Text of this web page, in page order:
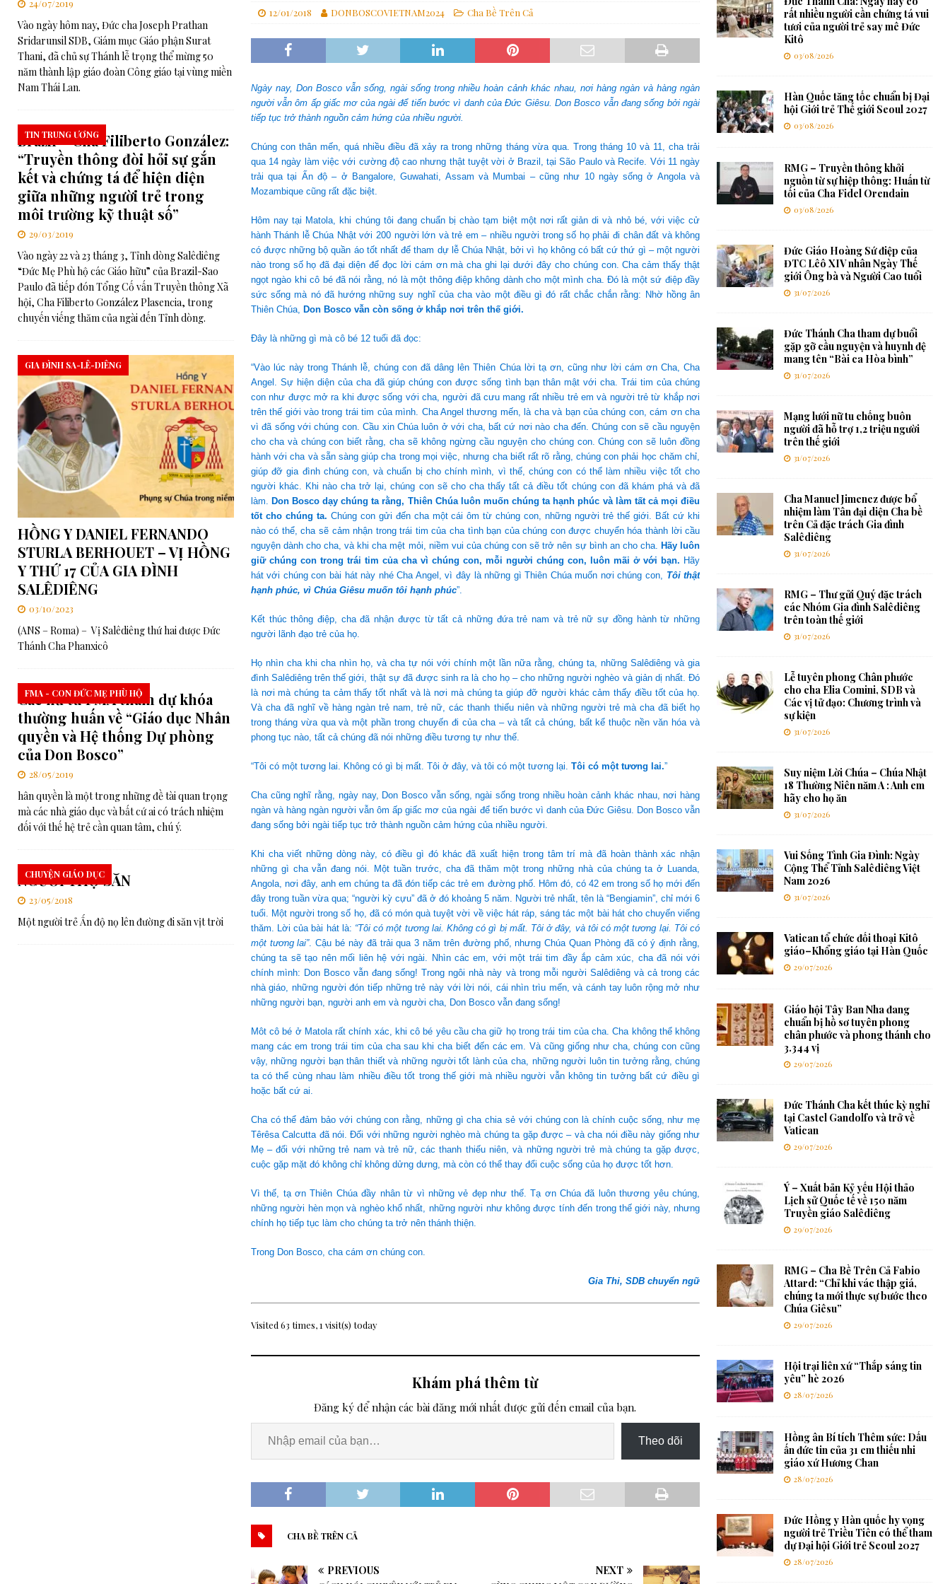
RMG – Thư gửi Quý đặc trách các Nhóm Gia đình Salêdiêng trên toàn thế giới GIA ĐÌNH SA-LÊ-DIÊNG
[ 31/07/2026 ] Lễ tuyên phong Chân phước cho cha Elia Comini, SDB và Các vị tử đạo: Chương trình và sự kiện CÁC THÁNH
[ 03/08/2026 ] Ý cầu nguyện của Đức Thánh Cha trong tháng 8: Loan báo Tin Mừng tại các thành phố GIÁO HỘI
12/01/2018 DONBOSCOVIETNAM2024 Cha Bề Trên Cả
Ngày nay, Don Bosco vẫn sống, ngài sống trong nhiều hoàn cảnh khác nhau, nơi hàng ngàn và hàng ngàn
người vẫn ôm ấp giấc mơ của ngài để tiến bước vì danh của Đức Giêsu. Don Bosco vẫn đang sống bởi ngài
tiếp tục trở thành nguồn cảm hứng của nhiều người.
Chúng con thân mến, quá nhiều điều đã xảy ra trong những tháng vừa qua. Trong tháng 10 và 11, cha trải
qua 14 ngày làm việc với cường độ cao nhưng thật tuyệt vời ở Brazil, tại São Paulo và Recife. Với 11 ngày
trải qua tại Ấn độ – ở Bangalore, Guwahati, Assam và Mumbai – cũng như 10 ngày sống ở Angola và
Mozambique cũng rất đặc biệt.
Hôm nay tại Matola, khi chúng tôi đang chuẩn bị chào tạm biệt một nơi rất giản di và nhỏ bé, với việc cử
hành Thánh lễ Chúa Nhật với 200 người lớn và trẻ em – nhiều người trong số họ phải đi chân đất và không
có được những bộ quần áo tốt nhất để tham dự lễ Chúa Nhật, bởi vì họ không có bất cứ thứ gì – một người
nào trong số họ đã đại diện để đọc lời cám ơn mà cha ghi lại dưới đây cho chúng con. Cha cảm thấy thật
ngọt ngào khi cô bé đã nói rằng, nó là một thông điệp không dành cho một mình cha. Đó là một sứ điệp đầy
sức sống mà nó đã hướng những suy nghĩ của cha vào một điều gì đó rất chắc chắn rằng: Nhờ hồng ân
Thiên Chúa, Don Bosco vẫn còn sống ở khắp nơi trên thế giới.
Đây là những gì mà cô bé 12 tuổi đã đọc:
“Vào lúc này trong Thánh lễ, chúng con đã dâng lên Thiên Chúa lời tạ ơn, cũng như lời cám ơn Cha, Cha
Angel. Sự hiện diện của cha đã giúp chúng con được sống tình bạn thân mật với cha. Trái tim của chúng
con như được mở ra khi được sống với cha, người đã cưu mang rất nhiều trẻ em và người trẻ từ khắp nơi
trên thế giới vào trong trái tim của mình. Cha Angel thương mến, là cha và bạn của chúng con, cám ơn cha
vì đã sống với chúng con. Cầu xin Chúa luôn ở với cha, bất cứ nơi nào cha đến. Chúng con sẽ cầu nguyện
cho cha và chúng con biết rằng, cha sẽ không ngừng cầu nguyện cho chúng con. Chúng con sẽ luôn đồng
hành với cha và sẵn sàng giúp cha trong mọi việc, nhưng cha biết rất rõ rằng, chúng con phải học chăm chỉ,
giúp đỡ gia đình chúng con, và chuẩn bị cho chính mình, vì thế, chúng con có thể làm nhiều việc tốt cho
người khác. Khi nào cha trở lại, chúng con sẽ cho cha thấy tất cả điều tốt chúng con đã khám phá và đã
làm. Don Bosco dạy chúng ta rằng, Thiên Chúa luôn muốn chúng ta hạnh phúc và làm tất cả mọi điều
tốt cho chúng ta. Chúng con gửi đến cha một cái ôm từ chúng con, những người trẻ thế giới. Bất cứ khi
nào có thể, cha sẽ cảm nhận trong trái tim của cha tình bạn của chúng con được chuyển hóa thành lời cầu
nguyện dành cho cha, và khi cha mệt mỏi, niềm vui của chúng con sẽ trở nên sự bình an cho cha. Hãy luôn
giữ chúng con trong trái tim của cha vì chúng con, mỗi người chúng con, luôn mãi ở với bạn. Hãy
hát với chúng con bài hát này nhé Cha Angel, vì đây là những gì Thiên Chúa muốn nơi chúng con, Tôi thật
hạnh phúc, vì Chúa Giêsu muốn tôi hạnh phúc”.
Kết thúc thông điệp, cha đã nhận được từ tất cả những đứa trẻ nam và trẻ nữ sự đồng hành từ những
người lãnh đạo trẻ của họ.
Họ nhìn cha khi cha nhìn họ, và cha tự nói với chính một lần nữa rằng, chúng ta, những Salêdiêng và gia
đình Salêdiêng trên thế giới, thật sự đã được sinh ra là cho họ – cho những người nghèo và giản dị nhất. Đó
là nơi mà chúng ta cảm thấy tốt nhất và là nơi mà chúng ta giúp đỡ người khác cảm thấy điều tốt của họ.
Và cha đã nghĩ về hàng ngàn trẻ nam, trẻ nữ, các thanh thiếu niên và những người trẻ mà cha đã biết họ
trong tháng vừa qua và một phần trong chuyến đi của cha – và tất cả chúng, bất kể thuộc nền văn hóa và
phong tục nào, tất cả chúng đã nói những điều tương tự như thế.
“Tôi có một tương lai. Không có gì bị mất. Tôi ở đây, và tôi có một tương lại. Tôi có một tương lai.”
Cha cũng nghĩ rằng, ngày nay, Don Bosco vẫn sống, ngài sống trong nhiều hoàn cảnh khác nhau, nơi hàng
ngàn và hàng ngàn người vẫn ôm ấp giấc mơ của ngài để tiến bước vì danh của Đức Giêsu. Don Bosco vẫn
đang sống bởi ngài tiếp tục trở thành nguồn cảm hứng của nhiều người.
Khi cha viết những dòng này, có điều gì đó khác đã xuất hiện trong tâm trí mà đã hoàn thành xác nhận
những gì cha vẫn đang nói. Một tuần trước, cha đã thăm một trong những nhà của chúng ta ở Luanda,
Angola, nơi đây, anh em chúng ta đã đón tiếp các trẻ em đường phố. Hôm đó, có 42 em trong số họ mới đến
đây trong tuần vừa qua; “người kỳ cựu” đã ở đó khoảng 5 năm. Người trẻ nhất, tên là “Bengiamin”, chỉ mới 6
tuổi. Một người trong số họ, đã có món quà tuyệt vời về việc hát ráp, sáng tác một bài hát cho chuyến viếng
thăm. Lời của bài hát là: “Tôi có một tương lai. Không có gì bị mất. Tôi ở đây, và tôi có một tương lại. Tôi có
một tương lai”. Cậu bé này đã trải qua 3 năm trên đường phố, nhưng Chúa Quan Phòng đã có ý định rằng,
chúng ta sẽ tạo nên mối liên hệ với ngài. Nhìn các em, với một trái tim đầy ắp cảm xúc, cha đã nói với
chính mình: Don Bosco vẫn đang sống! Trong ngôi nhà này và trong mỗi người Salêdiêng và cả trong các
nhà giáo, những người đón tiếp những trẻ này với lời nói, cái nhìn trìu mến, và cánh tay luôn rộng mở như
những người bạn, người anh em và người cha, Don Bosco vẫn đang sống!
Môt cô bé ở Matola rất chính xác, khi cô bé yêu cầu cha giữ họ trong trái tim của cha. Cha không thể không
mang các em trong trái tim của cha sau khi cha biết đến các em. Và cũng giống như cha, chúng con cũng
vậy, những người bạn thân thiết và những người tốt lành của cha, những người luôn tin tưởng rằng, chúng
ta có thể cùng nhau làm nhiều điều tốt trong thế giới mà nhiều người vẫn không tin tưởng bất cứ điều gì
hoặc bất cứ ai.
Cha có thể đảm bảo với chúng con rằng, những gì cha chia sẻ với chúng con là chính cuộc sống, như mẹ
Têrêsa Calcutta đã nói. Đối với những người nghèo mà chúng ta gặp được – và cha nói điều này giống như
Mẹ – đối với những trẻ nam và trẻ nữ, các thanh thiếu niên, và những người trẻ mà chúng ta gặp được,
cuộc gặp mặt đó không chỉ không dửng dưng, mà còn có thể thay đổi cuộc sống của họ được tốt hơn.
Vì thế, tạ ơn Thiên Chúa đầy nhân từ vì những vẻ đẹp như thế. Tạ ơn Chúa đã luôn thương yêu chúng,
những người hèn mọn và nghèo khổ nhất, những người như không được tính đến trong thế giới này, nhưng
chính họ tiếp tục làm cho chúng ta trở nên thánh thiện.
Trong Don Bosco, cha cám ơn chúng con.
Gia Thi, SDB chuyển ngữ
Visited 63 times, 1 visit(s) today
Khám phá thêm từ
Đăng ký để nhận các bài đăng mới nhất được gửi đến email của bạn.
Theo dõi
CHA BỀ TRÊN CẢ
PREVIOUS NEXT
24/07/2019
Vào ngày hôm nay, Đức cha Joseph Prathan
Sridarunsil SDB, Giám mục Giáo phận Surat
Thani, đã chủ sự Thánh lễ trọng thể mừng 50
năm thành lập giáo đoàn Công giáo tại vùng miền
Nam Thái Lan.
Brazil – Cha Filiberto González:
“Truyền thông đòi hỏi sự gắn
kết và chứng tá để hiện diện
giữa những người trẻ trong
môi trường kỹ thuật số”
TIN TRUNG ƯƠNG
29/03/2019
Vào ngày 22 và 23 tháng 3, Tỉnh dòng Salêdiêng
“Đức Mẹ Phù hộ các Giáo hữu” của Brazil-Sao
Paulo đã tiếp đón Tổng Cố vấn Truyền thông Xã
hội, Cha Filiberto González Plasencia, trong
chuyến viếng thăm của ngài đến Tỉnh dòng.
HỒNG Y DANIEL FERNANDO
STURLA BERHOUET – VỊ HỒNG
Y THỨ 17 CỦA GIA ĐÌNH
SALÊDIÊNG
GIA ĐÌNH SA-LÊ-DIÊNG
03/10/2023
(ANS – Roma) – Vị Salêdiêng thứ hai được Đức
Thánh Cha Phanxicô
Các nữ tu FMA tham dự khóa
thường huấn về “Giáo dục Nhân
quyền và Hệ thống Dự phòng
của Don Bosco”
FMA - CON ĐỨC MẸ PHÙ HỘ
28/05/2019
hân quyền là một trong những đề tài quan trọng
mà các nhà giáo dục và bất cứ ai có trách nhiệm
đối với thế hệ trẻ cần quan tâm, chú ý.
NGƯỜI THỢ SĂN
CHUYỆN GIÁO DỤC
23/05/2018
Một người trẻ Ấn độ nọ lên đường đi săn vịt trời
rất nhiều người cần chứng tá vui
tươi của người trẻ say mê Đức
Kitô
03/08/2026
Hàn Quốc tăng tốc chuẩn bị Đại
hội Giới trẻ Thế giới Seoul 2027
03/08/2026
RMG – Truyền thông khởi
nguồn từ sự hiệp thông: Huấn từ
tối của Cha Fidel Orendain
03/08/2026
Đức Giáo Hoàng Sứ điệp của
ĐTC Lêô XIV nhân Ngày Thế
giới Ông bà và Người Cao tuổi
31/07/2026
Đức Thánh Cha tham dự buổi
gặp gỡ cầu nguyện và huynh đệ
mang tên “Bài ca Hòa bình”
31/07/2026
Mạng lưới nữ tu chống buôn
người đã hỗ trợ 1,2 triệu người
trên thế giới
31/07/2026
Cha Manuel Jimenez được bổ
nhiệm làm Tân đại diện Cha bề
trên Cả đặc trách Gia đình
Salêdiêng
31/07/2026
RMG – Thư gửi Quý đặc trách
các Nhóm Gia đình Salêdiêng
trên toàn thế giới
31/07/2026
Lễ tuyên phong Chân phước
cho cha Elia Comini, SDB và
Các vị tử đạo: Chương trình và
sự kiện
31/07/2026
Suy niệm Lời Chúa – Chúa Nhật
18 Thường Niên năm A : Anh em
hãy cho họ ăn
31/07/2026
Vui Sống Tình Gia Đình: Ngày
Cộng Thể Tỉnh Salêdiêng Việt
Nam 2026
31/07/2026
Vatican tổ chức đối thoại Kitô
giáo–Khổng giáo tại Hàn Quốc
29/07/2026
Giáo hội Tây Ban Nha đang
chuẩn bị hồ sơ tuyên phong
chân phước và phong thánh cho
3.344 vị
29/07/2026
Đức Thánh Cha kết thúc kỳ nghỉ
tại Castel Gandolfo và trở về
Vatican
29/07/2026
Ý – Xuất bản Kỷ yếu Hội thảo
Lịch sử Quốc tế về 150 năm
Truyền giáo Salêdiêng
29/07/2026
RMG – Cha Bề Trên Cả Fabio
Attard: “Chỉ khi vác thập giá,
chúng ta mới thực sự bước theo
Chúa Giêsu”
29/07/2026
Hội trại liên xứ “Thắp sáng tin
yêu” hè 2026
28/07/2026
Hồng ân Bí tích Thêm sức: Dấu
ấn đức tin của 31 em thiếu nhi
giáo xứ Hương Chan
28/07/2026
Đức Hồng y Hàn quốc hy vọng
người trẻ Triều Tiên có thể tham
dự Đại hội Giới trẻ Seoul 2027
28/07/2026